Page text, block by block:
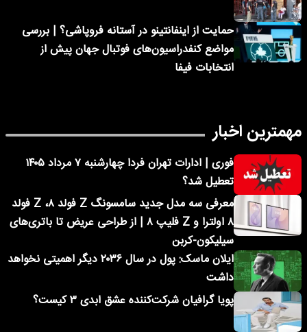
حمایت از اینفانتینو در آستانه فروپاشی؟ | بررسی
مواضع کنفدراسیون‌های فوتبال جهان پیش از
انتخابات فیفا
مهمترین اخبار
فوری | ادارات تهران فردا چهارشنبه ۷ مرداد ۱۴۰۵
تعطیل شد؟
معرفی سه مدل جدید سامسونگ Z فولد ۸، Z فولد
۸ اولترا و Z فلیپ ۸ | از طراحی عریض تا باتری‌های
سیلیکون-کربن
ایلان ماسک: پول در سال ۲۰۳۶ دیگر اهمیتی نخواهد
داشت
پویا گرافیان شرکت‌کننده عشق ابدی ۳ کیست؟